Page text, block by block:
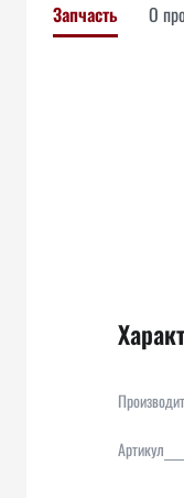
Запчасть О
Артикул